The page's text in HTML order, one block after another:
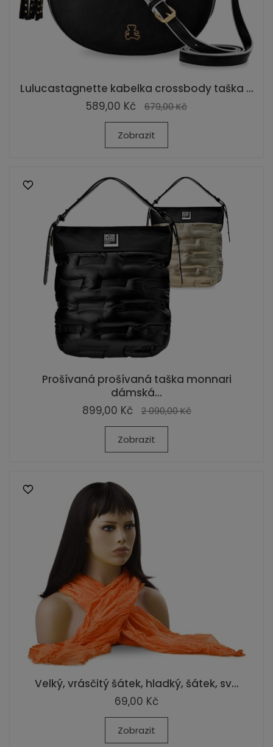
Lulucastagnette kabelka crossbody taška ...
589,00 Kč
679,00 Kč
Zobrazit
Prošívaná prošívaná taška monnari
dámská...
899,00 Kč
2 090,00 Kč
Zobrazit
Velký, vrásčitý šátek, hladký, šátek, sv...
69,00 Kč
Zobrazit